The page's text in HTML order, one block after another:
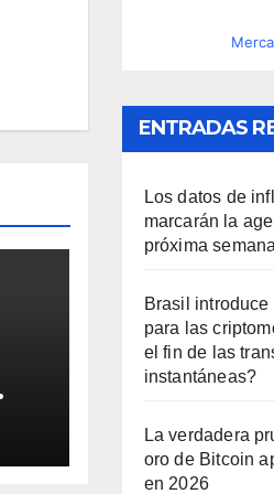
ENTRADAS
Los datos de
marcarán la
próxima semana
Brasil introduce
para las
el fin de las
instantáneas?
La verdadera
oro de Bitcoin
en 2026